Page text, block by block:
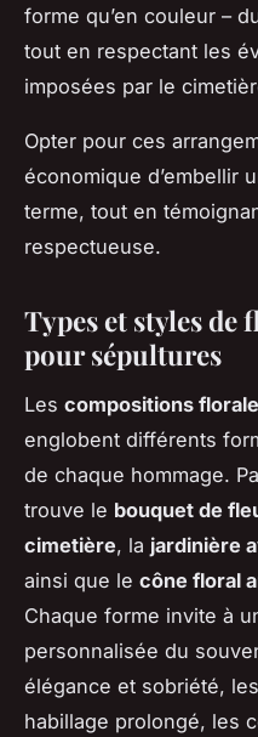
forme qu’en couleur –
tout en respectant les
imposées par le
Opter pour ces
économique d’embellir
terme, tout en
respectueuse.
Types et styles
pour sépultures
Les compositions
englobent différents
de chaque hommage.
trouve le bouquet de
cimetière, la jardinière
ainsi que le cône floral
Chaque forme invite à
personnalisée du
élégance et sobriété,
habillage prolongé, les